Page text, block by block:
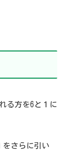
る方を6と１に
さらに引い